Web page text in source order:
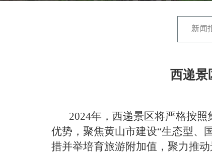
新闻
西递景
2024年，西递景区将严格按
优势，聚焦黄山市建设“生态型、
措并举培育旅游附加值，聚力推